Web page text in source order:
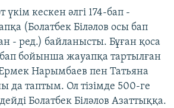
үкім кескен әлгі 174-бап -
(Болатбек Біләлов осы бап
- ред.) байланысты. Бұған қоса
бап бойынша жауапқа тартылған
Нарымбаев пен Татьяна
да таптым. Ол тізімде 500-ге
Болатбек Біләлов Азаттыққа.